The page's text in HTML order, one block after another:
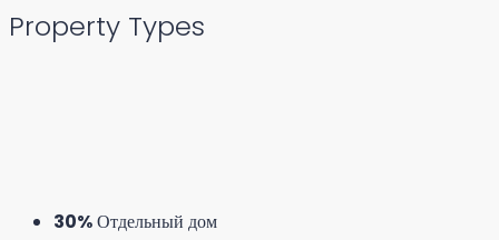
Property Types
30%Отдельный дом